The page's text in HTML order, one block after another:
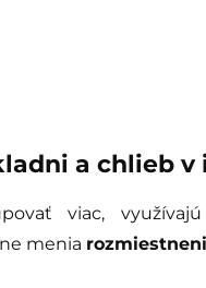
a chlieb v
viac,
menia